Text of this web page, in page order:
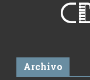
Archivo